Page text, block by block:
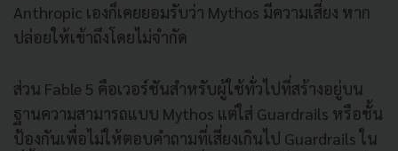
Anthropic เองก็เคยยอมรับว่า Mythos มีความเสี่ยง หาก
ปล่อยให้เข้าถึงโดยไม่จำกัด
ส่วน Fable 5 คือเวอร์ชันสำหรับผู้ใช้ทั่วไปที่สร้างอยู่บน
ฐานความสามารถแบบ Mythos แต่ใส่ Guardrails หรือชั้น
ป้องกันเพื่อไม่ให้ตอบคำถามที่เสี่ยงเกินไป Guardrails ใน